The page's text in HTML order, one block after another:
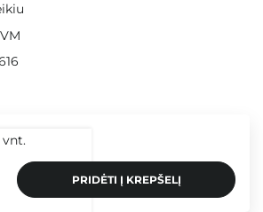
vnt.
PRIDĖTI Į KREPŠELĮ